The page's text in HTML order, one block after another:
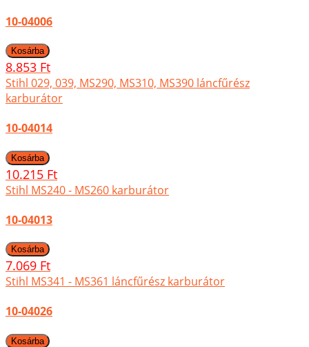
10-04006
8.853 Ft
Stihl 029, 039, MS290, MS310, MS390 láncfűrész
karburátor
10-04014
10.215 Ft
Stihl MS240 - MS260 karburátor
10-04013
7.069 Ft
Stihl MS341 - MS361 láncfűrész karburátor
10-04026